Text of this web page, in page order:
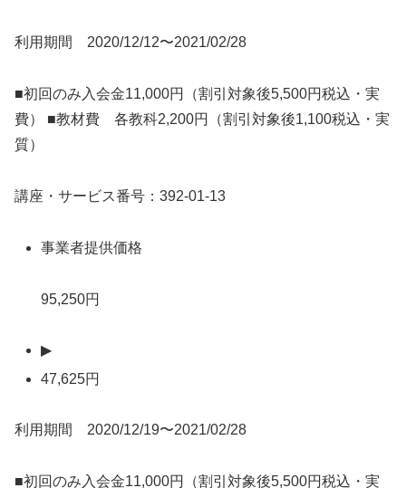
利用期間 2020/12/12〜2021/02/28
■初回のみ入会金11,000円（割引対象後5,500円税込・実
費） ■教材費 各教科2,200円（割引対象後1,100税込・実
質）
講座・サービス番号：392-01-13
事業者提供価格
95,250円
▶
47,625円
利用期間 2020/12/19〜2021/02/28
■初回のみ入会金11,000円（割引対象後5,500円税込・実